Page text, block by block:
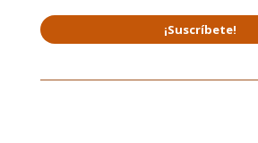
¡Suscríbete!